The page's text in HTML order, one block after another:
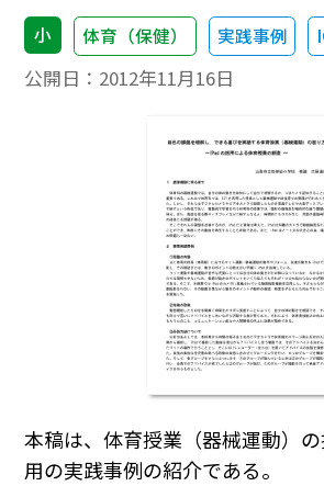
小 体育（保健） 実践事例
公開日： 2012年11月16日
本稿は、体育授業（器械運動）
用の実践事例の紹介である。